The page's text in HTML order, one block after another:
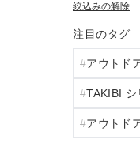
絞込みの解除
注目のタグ
アウトド
TAKIBI シ
アウトド